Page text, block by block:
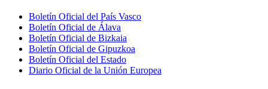
Boletín Oficial del País Vasco
Boletín Oficial de Álava
Boletín Oficial de Bizkaia
Boletín Oficial de Gipuzkoa
Boletín Oficial del Estado
Diario Oficial de la Unión Europea